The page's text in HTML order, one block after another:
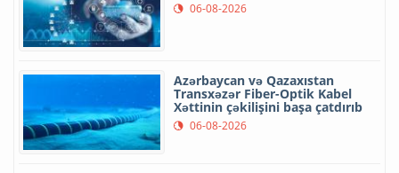
06-08-2026
Azərbaycan və Qazaxıstan
Transxəzər Fiber-Optik Kabel
Xəttinin çəkilişini başa çatdırıb
06-08-2026